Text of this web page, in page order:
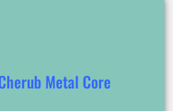
Metal Core